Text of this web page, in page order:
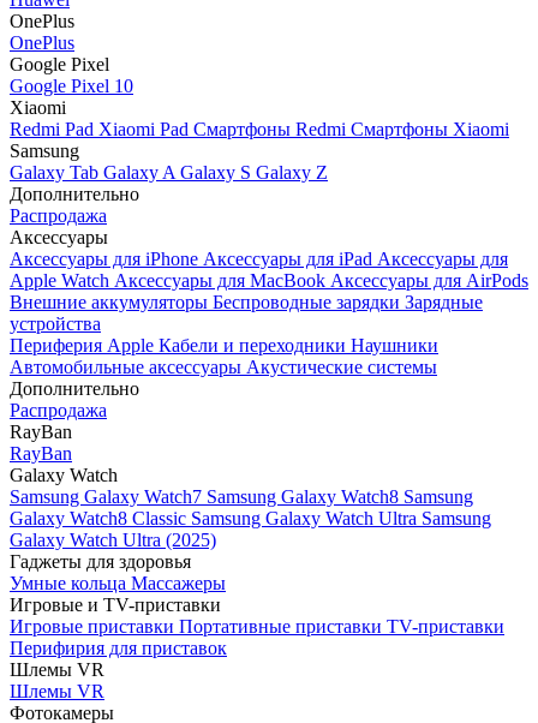
OnePlus
OnePlus
Google Pixel
Google Pixel 10
Xiaomi
Redmi Pad Xiaomi Pad Смартфоны Redmi Смартфоны Xiaomi
Samsung
Galaxy Tab Galaxy A Galaxy S Galaxy Z
Дополнительно
Распродажа
Аксессуары
Аксессуары для iPhone Аксессуары для iPad Аксессуары для
Apple Watch Аксессуары для MacBook Аксессуары для AirPods
Внешние аккумуляторы Беспроводные зарядки Зарядные
устройства
Периферия Apple Кабели и переходники Наушники
Автомобильные аксессуары Акустические системы
Дополнительно
Распродажа
RayBan
RayBan
Galaxy Watch
Samsung Galaxy Watch7 Samsung Galaxy Watch8 Samsung
Galaxy Watch8 Classic Samsung Galaxy Watch Ultra Samsung
Galaxy Watch Ultra (2025)
Гаджеты для здоровья
Умные кольца Массажеры
Игровые и TV-приставки
Игровые приставки Портативные приставки TV-приставки
Перифирия для приставок
Шлемы VR
Шлемы VR
Фотокамеры